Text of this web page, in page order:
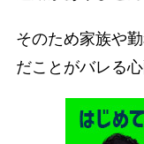
そのため家族や
だことがバレる